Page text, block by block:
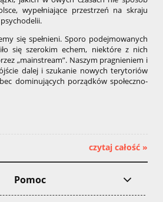
wypełniające przestrzeń na skraju
się spełnieni. Sporo podejmowanych
się szerokim echem, niektóre z nich
„mainstream”. Naszym pragnieniem i
dalej i szukanie nowych terytoriów
dominujących porządków społeczno-
czytaj całość »
Pomoc